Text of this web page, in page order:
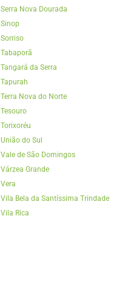
Serra Nova Dourada
Sinop
Sorriso
Tabaporã
Tangará da Serra
Tapurah
Terra Nova do Norte
Tesouro
Torixoréu
União do Sul
Vale de São Domingos
Várzea Grande
Vera
Vila Bela da Santíssima Trindade
Vila Rica